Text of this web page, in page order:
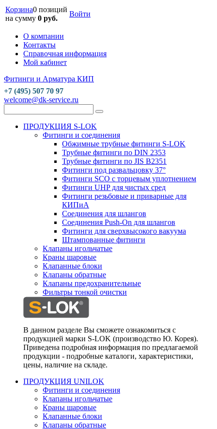
Корзина0 позиций
на сумму 0 руб.
Войти
О компании
Контакты
Справочная информация
Мой кабинет
Фитинги и Арматура КИП
+7 (495) 507 70 97
welcome@dk-service.ru
ПРОДУКЦИЯ S-LOK
Фитинги и соединения
Обжимные трубные фитинги S-LOK
Трубные фитинги по DIN 2353
Трубные фитинги по JIS B2351
Фитинги под развальцовку 37°
Фитинги SCO с торцевым уплотнением
Фитинги UHP для чистых сред
Фитинги резьбовые и приварные для
КИПиА
Соединения для шлангов
Соединения Push-On для шлангов
Фитинги для сверхвысокого вакуума
Штампованные фитинги
Клапаны игольчатые
Краны шаровые
Клапанные блоки
Клапаны обратные
Клапаны предохранительные
Фильтры тонкой очистки
В данном разделе Вы сможете ознакомиться с
продукцией марки S-LOK (производство Ю. Корея).
Приведена подробная информация по предлагаемой
продукции - подробные каталоги, характеристики,
цены, наличие на складе.
ПРОДУКЦИЯ UNILOK
Фитинги и соединения
Клапаны игольчатые
Краны шаровые
Клапанные блоки
Клапаны обратные